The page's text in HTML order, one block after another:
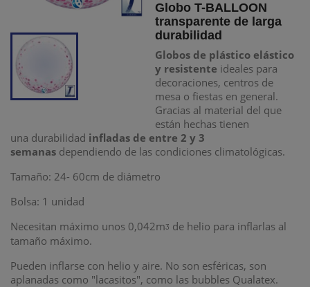
Globo T-BALLOON
transparente de larga
durabilidad
Globos de plástico elástico
y resistente ideales para
decoraciones, centros de
mesa o fiestas en general.
Gracias al material del que
están hechas tienen
una durabilidad infladas de entre 2 y 3
semanas dependiendo de las condiciones climatológicas.
Tamaño: 24- 60cm de diámetro
Bolsa: 1 unidad
Necesitan máximo unos 0,042mᶾ de helio para inflarlas al
tamaño máximo.
Pueden inflarse con helio y aire. No son esféricas, son
aplanadas como "lacasitos", como las bubbles Qualatex.